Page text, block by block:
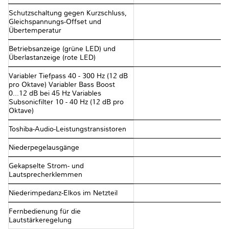
Schutzschaltung gegen Kurzschluss,
Gleichspannungs-Offset und
Übertemperatur
Betriebsanzeige (grüne LED) und
Überlastanzeige (rote LED)
Variabler Tiefpass 40 - 300 Hz (12 dB
pro Oktave) Variabler Bass Boost
0...12 dB bei 45 Hz Variables
Subsonicfilter 10 - 40 Hz (12 dB pro
Oktave)
Toshiba-Audio-Leistungstransistoren
Niederpegelausgänge
Gekapselte Strom- und
Lautsprecherklemmen
Niederimpedanz-Elkos im Netzteil
Fernbedienung für die
Lautstärkeregelung